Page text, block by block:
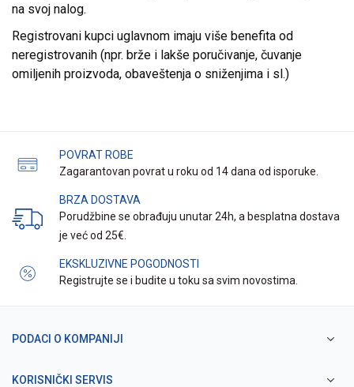
na svoj nalog.
Registrovani kupci uglavnom imaju više benefita od
neregistrovanih (npr. brže i lakše poručivanje, čuvanje
omiljenih proizvoda, obaveštenja o sniženjima i sl.)
POVRAT ROBE
Zagarantovan povrat u roku od 14 dana od isporuke.
BRZA DOSTAVA
Porudžbine se obrađuju unutar 24h, a besplatna dostava
je već od 25€.
EKSKLUZIVNE POGODNOSTI
Registrujte se i budite u toku sa svim novostima.
PODACI O KOMPANIJI
KORISNIČKI SERVIS